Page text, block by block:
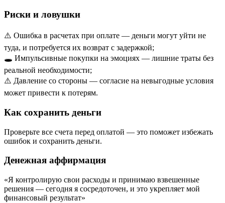
Риски и ловушки
⚠️ Ошибка в расчетах при оплате — деньги могут уйти не
туда, и потребуется их возврат с задержкой;
🕳️ Импульсивные покупки на эмоциях — лишние траты без
реальной необходимости;
⚠️ Давление со стороны — согласие на невыгодные условия
может привести к потерям.
Как сохранить деньги
Проверьте все счета перед оплатой — это поможет избежать
ошибок и сохранить деньги.
Денежная аффирмация
«Я контролирую свои расходы и принимаю взвешенные
решения — сегодня я сосредоточен, и это укрепляет мой
финансовый результат»